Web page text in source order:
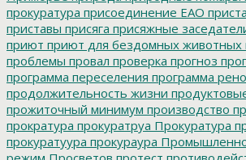
прокуратура присоединение ЕАО
приставы присяга присяжные
приют приют для бездомных животных
проблемы провал проверка прогноз
программа переселения программа
продолжительность жизни
прожиточный минимум производство
прократура прокуратруа Прокуратура
прокуратуура прокураура